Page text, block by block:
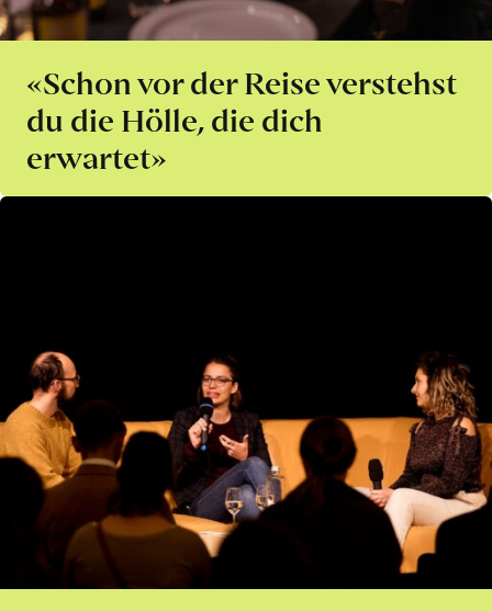
«Schon vor der Reise verstehst
du die Hölle, die dich
erwartet»